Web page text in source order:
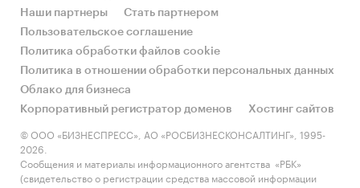
Наши партнеры
Стать партнером
Пользовательское соглашение
Политика обработки файлов cookie
Политика в отношении обработки персональных данных
Облако для бизнеса
Корпоративный регистратор доменов
Хостинг сайтов
© ООО «БИЗНЕСПРЕСС», АО «РОСБИЗНЕСКОНСАЛТИНГ», 1995-
2026.
Сообщения и материалы информационного агентства «РБК»
(свидетельство о регистрации средства массовой информации